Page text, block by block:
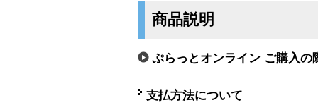
商品説明
ぷらっとオンライン ご購入の
支払方法について